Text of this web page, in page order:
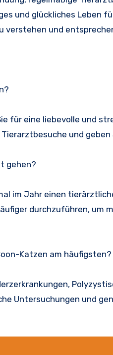
und glückliches Leben
verstehen und
für eine liebevolle und
und geben
gehen?
im Jahr einen
durchzuführen, um
Katzen am häufigsten?
Untersuchungen und